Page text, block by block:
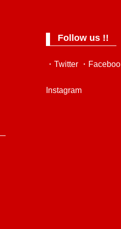
Follow us !!
・Twitter ・
Instagram